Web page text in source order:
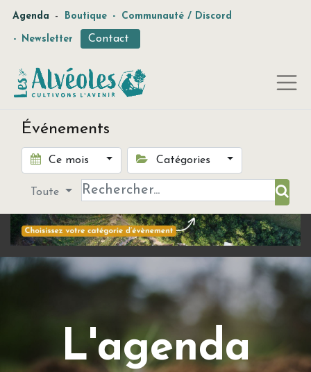
Agenda - Boutique - Communauté / Discord
- Newsletter Contact
Événements
Ce mois Catégories
Toute
L'agenda